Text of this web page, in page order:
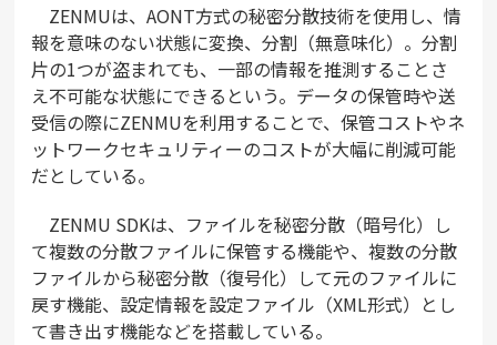
ZENMUは、AONT方式の秘密分散技術を使用し、情
報を意味のない状態に変換、分割（無意味化）。分割
片の1つが盗まれても、一部の情報を推測することさ
え不可能な状態にできるという。データの保管時や送
受信の際にZENMUを利用することで、保管コストやネ
ットワークセキュリティーのコストが大幅に削減可能
だとしている。
ZENMU SDKは、ファイルを秘密分散（暗号化）し
て複数の分散ファイルに保管する機能や、複数の分散
ファイルから秘密分散（復号化）して元のファイルに
戻す機能、設定情報を設定ファイル（XML形式）とし
て書き出す機能などを搭載している。